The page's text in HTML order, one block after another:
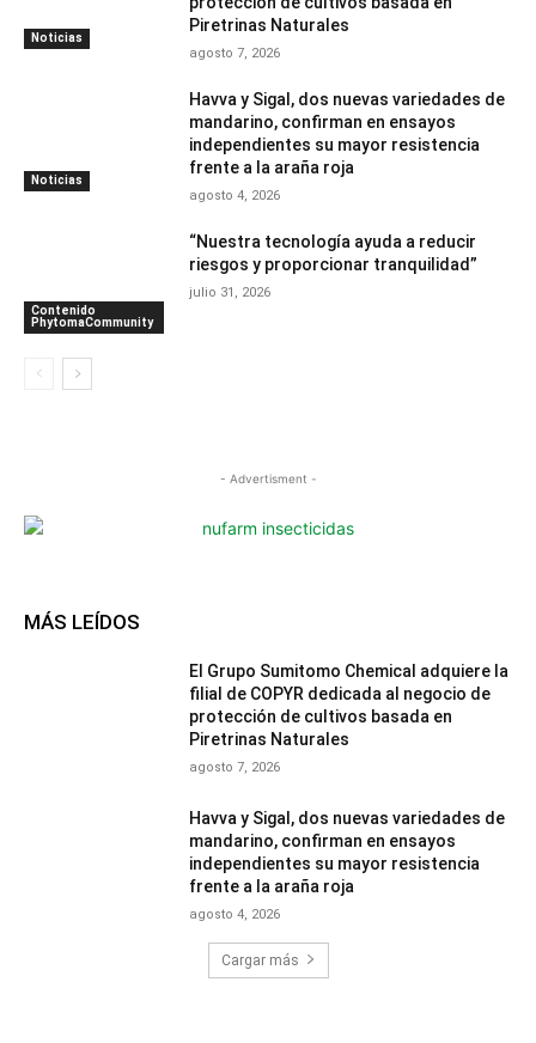
Noticias
Piretrinas Naturales
agosto 7, 2026
Noticias
Havva y Sigal, dos nuevas variedades de
mandarino, confirman en ensayos
independientes su mayor resistencia
frente a la araña roja
agosto 4, 2026
Contenido
PhytomaCommunity
“Nuestra tecnología ayuda a reducir
riesgos y proporcionar tranquilidad”
julio 31, 2026
- Advertisment -
MÁS LEÍDOS
El Grupo Sumitomo Chemical adquiere la
filial de COPYR dedicada al negocio de
protección de cultivos basada en
Piretrinas Naturales
agosto 7, 2026
Havva y Sigal, dos nuevas variedades de
mandarino, confirman en ensayos
independientes su mayor resistencia
frente a la araña roja
agosto 4, 2026
Cargar más